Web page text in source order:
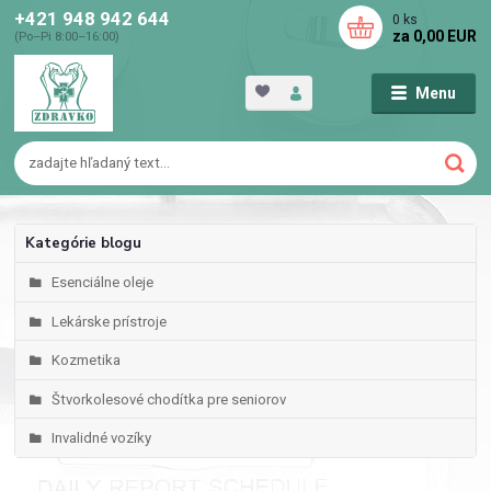
Menu
+421 948 942 644
(Po–Pi 8:00–16:00)
0 ks
za 0,00 EUR
Kategórie blogu
Esenciálne oleje
Lekárske prístroje
Kozmetika
Štvorkolesové chodítka pre seniorov
Invalidné vozíky